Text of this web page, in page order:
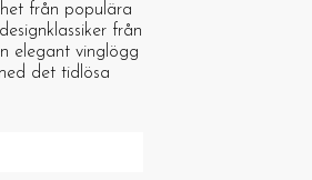
från populära
från
elegant vinglögg
det tidlösa